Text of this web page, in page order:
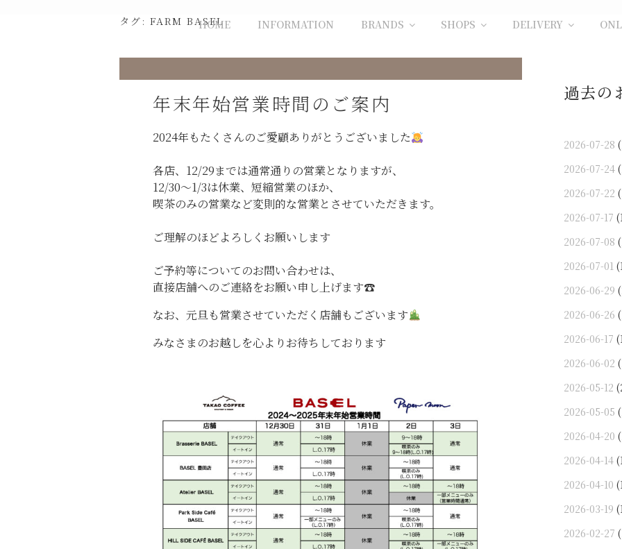
HOME INFORMATION BRANDS SHOPS DELIVERY
タグ: FARM BASEL
年末年始営業時間のご案内
2024年もたくさんのご愛顧ありがとうございました
各店、12/29までは通常通りの営業となりますが、
12/30〜1/3は休業、短縮営業のほか、
喫茶のみの営業など変則的な営業とさせていただきます。
ご理解のほどよろしくお願いします
ご予約等についてのお問い合わせは、
直接店舗へのご連絡をお願い申し上げます☎︎
なお、元旦も営業させていただく店舗もございます
みなさまのお越しを心よりお待ちしております
過去の
2026-07-28
2026-07-24
2026-07-22
2026-07-17
2026-07-08
2026-07-01
2026-06-29
2026-06-26
2026-06-17
2026-06-02
2026-05-12
2026-05-05
2026-04-20
2026-04-14
2026-04-10
2026-03-19
2026-02-27